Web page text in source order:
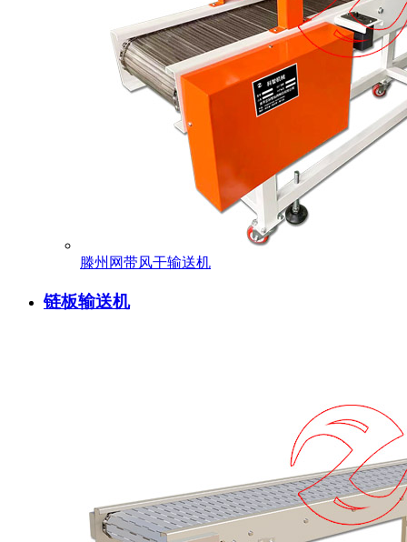
滕州网带风干输送机
链板输送机